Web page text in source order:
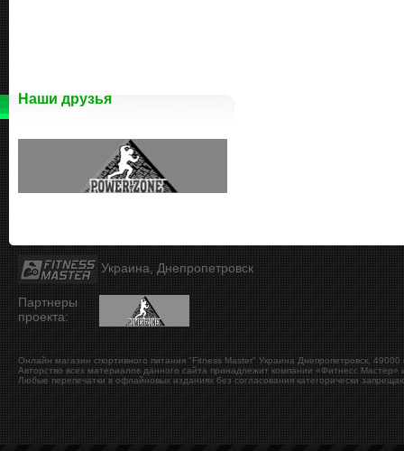
Наши друзья
Украина, Днепропетровск
Партнеры
проекта:
Онлайн магазин спортивного питания "Fitness Master" Украина Днепропетровск, 49000
Авторство всех материалов данного сайта принадлежит компании «Фитнесс Мастер»
Любые перепечатки в офлайновых изданиях без согласования категорически